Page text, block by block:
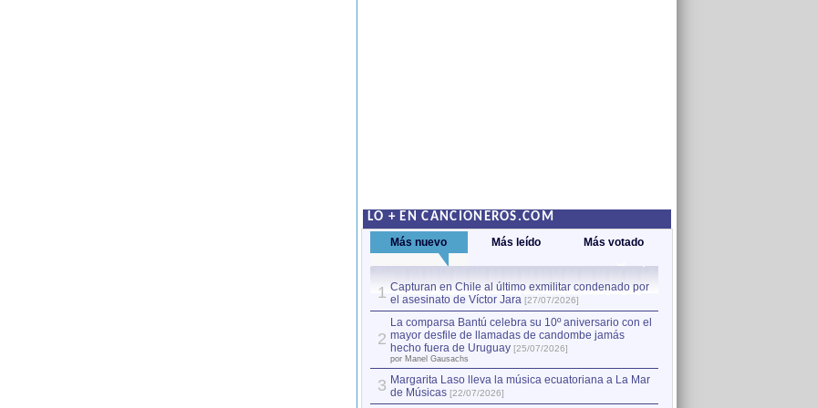
LO + EN CANCIONEROS.COM
Más nuevo Más leído Más votado
1 Capturan en Chile al último exmilitar condenado por
el asesinato de Víctor Jara [27/07/2026]
2
La comparsa Bantú celebra su 10º aniversario con el
mayor desfile de llamadas de candombe jamás
hecho fuera de Uruguay [25/07/2026]
por Manel Gausachs
3 Margarita Laso lleva la música ecuatoriana a La Mar
de Músicas [22/07/2026]